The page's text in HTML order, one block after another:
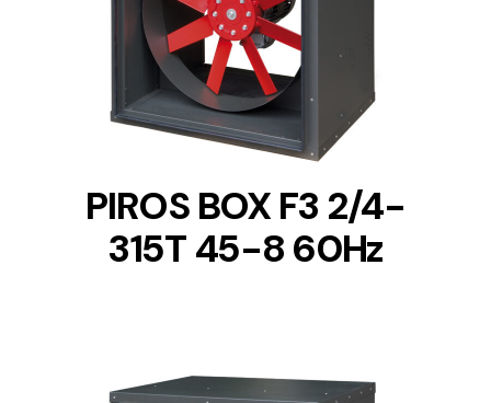
DETAILS
PIROS BOX F3 2/4-
315T 45-8 60Hz